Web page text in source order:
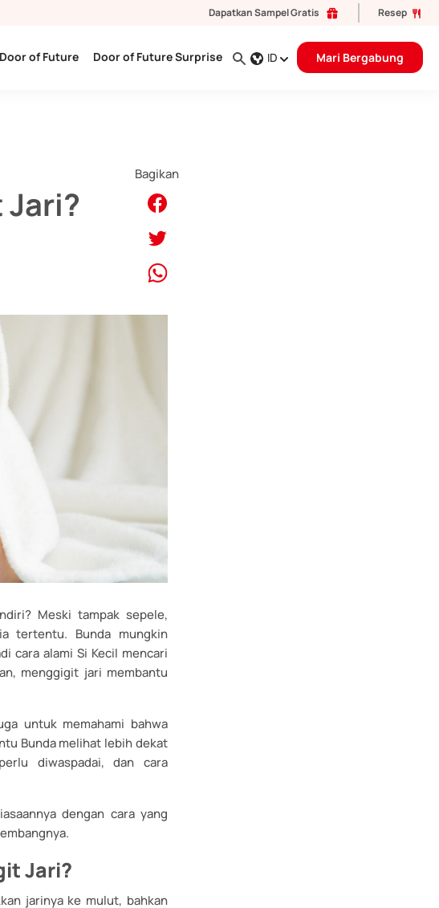
Dapatkan Sampel Gratis Resep
ID Mari Bergabung
Door of Future Door of Future Surprise
Jari?
Bagikan
Meski tampak sepele,
tertentu. Bunda mungkin
cara alami Si Kecil mencari
menggigit jari membantu
untuk memahami bahwa
Bunda melihat lebih dekat
diwaspadai, dan cara
dengan cara yang
Jari?
jarinya ke mulut, bahkan